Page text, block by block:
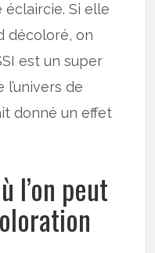
Si elle
décoloré, on
est un super
de
donné un effet
l’on peut